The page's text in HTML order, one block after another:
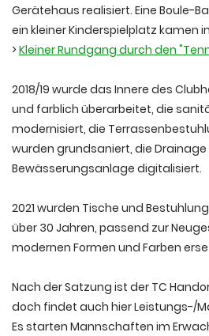
Gerätehaus realisiert. Eine Boule-
ein kleiner Kinderspielplatz kamen
>Kleiner Rundgang durch den
2018/19 wurde das Innere des
und farblich überarbeitet, die
modernisiert, die
wurden grundsaniert, die
Bewässerungsanlage digitalisiert.
2021 wurden Tische und
über 30 Jahren, passend zur
modernen Formen und Farben
Nach der Satzung ist der TC
doch findet auch hier Leistungs-/
Es starten Mannschaften im